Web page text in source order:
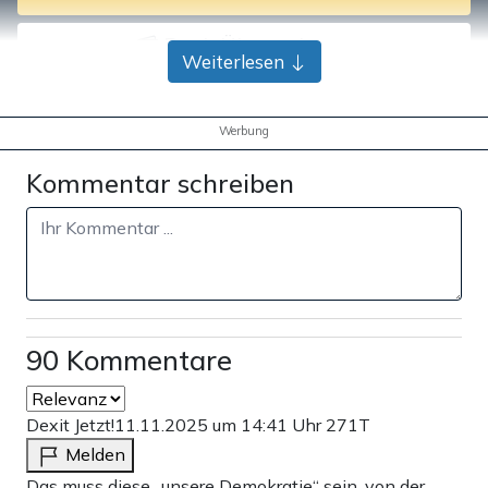
Bank-Überweisung
Weiterlesen
Werbung
Kommentar schreiben
90 Kommentare
Dexit Jetzt!11.11.2025 um 14:41 Uhr 271T
Melden